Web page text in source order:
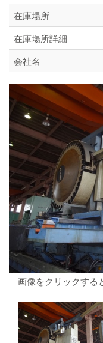
在庫場所
在庫場所詳細
会社名
画像をクリックする